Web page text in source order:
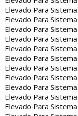
Elevado Para
Elevado Para
Elevado Para
Elevado Para
Elevado Para
Elevado Para
Elevado Para
Elevado Para
Elevado Para
Elevado Para
Elevado Para